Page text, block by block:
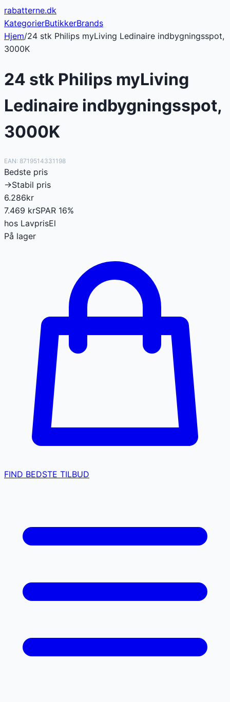
rabatterne.dk
KategorierButikkerBrands
Hjem/24 stk Philips myLiving Ledinaire indbygningsspot,
3000K
24 stk Philips myLiving
Ledinaire indbygningsspot,
3000K
EAN: 8719514331198
Bedste pris
→Stabil pris
6.286kr
7.469 krSPAR 16%
hos LavprisEl
På lager
FIND BEDSTE TILBUD